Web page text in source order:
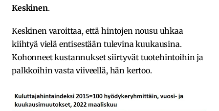
Keskinen.
Keskinen varoittaa, että hintojen nousu uhkaa
kiihtyä vielä entisestään tulevina kuukausina.
Kohonneet kustannukset siirtyvät tuotehintoihin ja
palkkoihin vasta viiveellä, hän kertoo.